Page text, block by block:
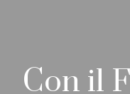
Con il